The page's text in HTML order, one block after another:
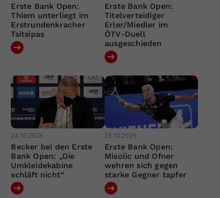
Erste Bank Open:
Thiem unterliegt im
Erstrundenkracher
Tsitsipas
Erste Bank Open:
Titelverteidiger
Erler/Miedler im
ÖTV-Duell
ausgeschieden
24.10.2023
Becker bei den Erste
Bank Open: „Die
Umkleidekabine
schläft nicht“
23.10.2023
Erste Bank Open:
Misolic und Ofner
wehren sich gegen
starke Gegner tapfer